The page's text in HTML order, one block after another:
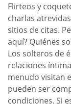
Flirteos y
charlas
sitios de citas.
aquí? Quiénes
Los solteros de
relaciones
menudo visitan
pueden ser
condiciones. Si